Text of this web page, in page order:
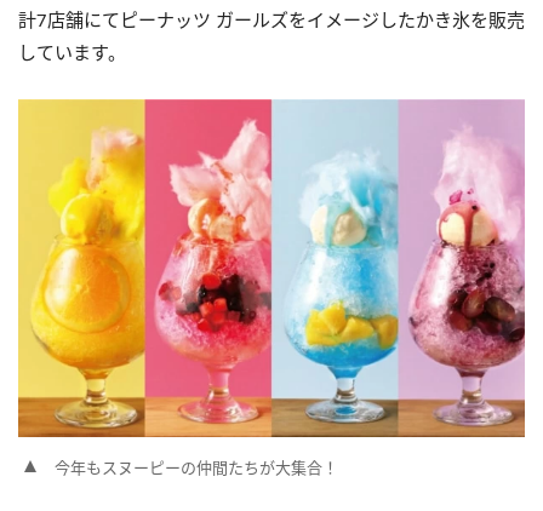
計7店舗にてピーナッツ ガールズをイメージしたかき氷を販売
しています。
今年もスヌーピーの仲間たちが大集合！